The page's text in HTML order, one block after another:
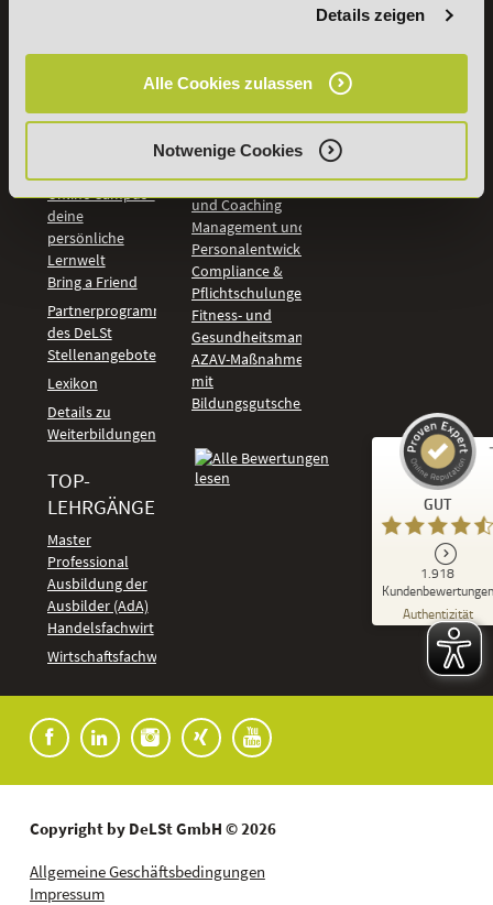
Details zeigen
Alle Cookies zulassen
Notwenige Cookies
Fördermöglichkeiten
Check
Online Campus -
deine
persönliche
Lernwelt
Bring a Friend
Partnerprogramm
des DeLSt
Stellenangebote
Lexikon
Details zu
Weiterbildungen
TOP-
LEHRGÄNGE
Master
Professional
Ausbildung der
Ausbilder (AdA)
Handelsfachwirt
Wirtschaftsfachwirt
Bildung &
Digitales Lernen
Künstliche
Intelligenz
Vertrieb
Kommunikation
und Coaching
Management und
Personalentwicklung
Compliance &
Pflichtschulungen
Fitness- und
Gesundheitsmanagement
AZAV-Maßnahmen
mit
Bildungsgutschein
GUT
1.918
Kundenbewertungen
Authentizität
Kundenbewertungen und Erfahrungen zu
DeLSt - Deutsches eLearning Studieninstitut
92
%
Empfehlungen auf
ProvenExpert.com
91
anderen Quellen
Copyright by DeLSt GmbH © 2026
Allgemeine Geschäftsbedingungen
Impressum